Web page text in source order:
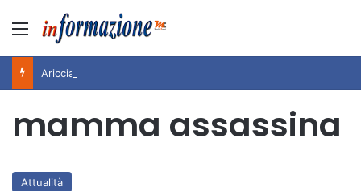
Menu
mamma assassina
Attualità